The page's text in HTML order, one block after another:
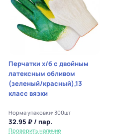
Перчатки х/б с двойным
латексным обливом
(зеленый/красный),13
класс вязки
Норма упаковки: 300шт
32.95 ₽ / пар.
Проверить наличие